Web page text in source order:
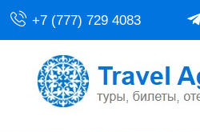
+7 (777) 729 4083